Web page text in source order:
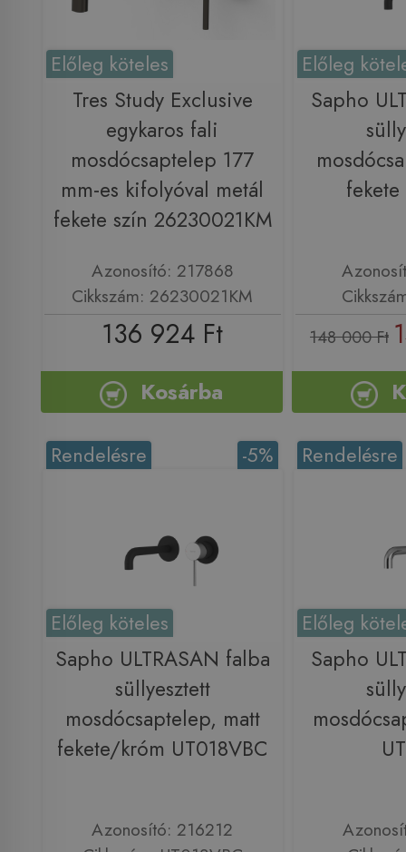
Előleg köteles
Tres Study Exclusive
egykaros fali
mosdócsaptelep 177
mm-es kifolyóval metál
fekete szín 26230021KM
Azonosító: 217868
Cikkszám: 26230021KM
136 924 Ft
Kosárba
Előleg
Sapho
fekete
148 000 Ft
-5%
Rendelésre
Előleg köteles
Sapho ULTRASAN falba
süllyesztett
mosdócsaptelep, matt
fekete/króm UT018VBC
Azonosító: 216212
Rendelésre
Előleg
Sapho